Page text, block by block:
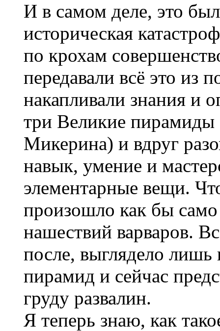
И в самом деле, это
историческая
по крохам
передавали всё это из
накапливали знания и
три Великие
Микерина) и вдруг
навык, умение и
элементарные вещи.
произошло как бы само
нашествий варваров.
после, выглядело
пирамид и сейчас
груду развалин.
Я теперь знаю, как